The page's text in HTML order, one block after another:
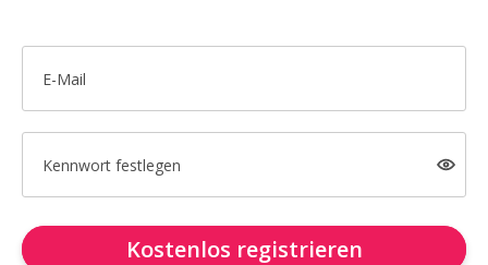
E-Mail
Kennwort festlegen
Kostenlos registrieren